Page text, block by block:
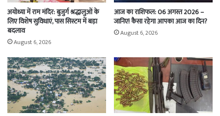
अयोध्या में राम मंदिर: बुजुर्ग श्रद्धालुओं के
लिए विशेष सुविधाएं, पास सिस्टम में बड़ा
बदलाव
August 6, 2026
आज का राशिफल: 06 अगस्त 2026 –
जानिए! कैसा रहेगा आपका आज का दिन?
August 6, 2026